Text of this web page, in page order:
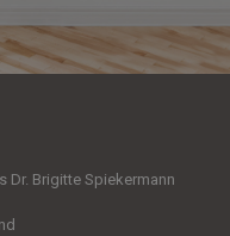
Dr. Brigitte Spiekermann